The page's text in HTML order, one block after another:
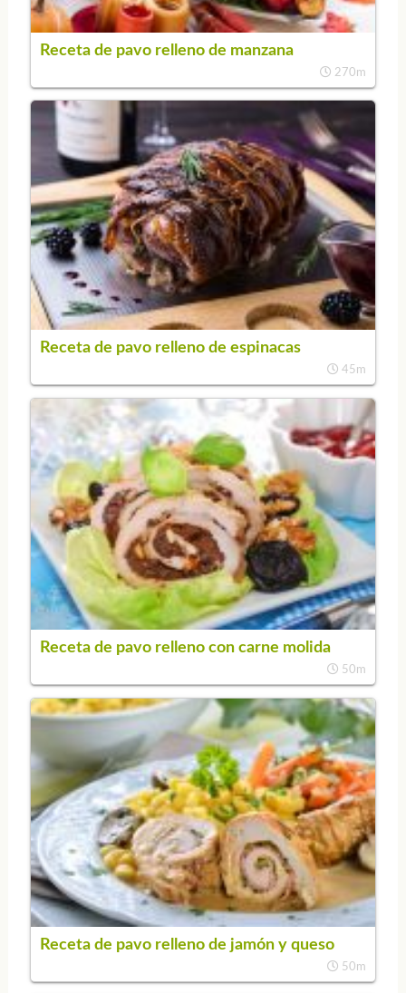
Receta de pavo relleno de manzana
270m
Receta de pavo relleno de espinacas
45m
Receta de pavo relleno con carne molida
50m
Receta de pavo relleno de jamón y queso
50m